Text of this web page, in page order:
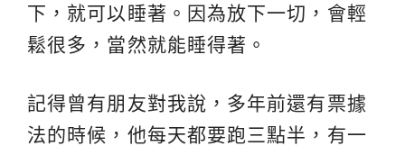
下，就可以睡著。因為放下一切，會輕
鬆很多，當然就能睡得著。
記得曾有朋友對我說，多年前還有票據
法的時候，他每天都要跑三點半，有一